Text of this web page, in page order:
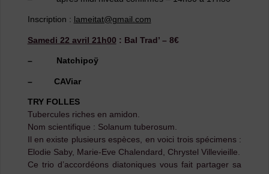
Inscription : lameitat@gmail.com
Samedi 22 avril 21h00 : Bal Trad’ – 8€
– Natchipoÿ
– CAViar
TRY FOLLES
Tubercules riches en amidon.
Nom scientifique : Solanum tuberosum.
Il en existe plusieurs espèces, en voici trois spécimens :
Elodie Saby, Marie-Eve Chalendard, Chrystel Villevieille.
Ce trio d’accordéons diatoniques vous fait partager sa